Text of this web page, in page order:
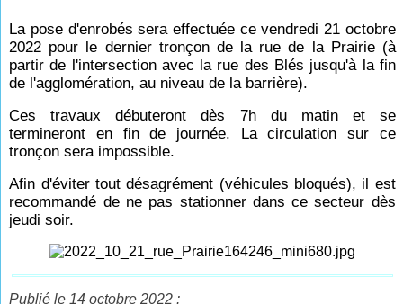
La pose d'enrobés sera effectuée ce vendredi 21 octobre
2022 pour le dernier tronçon de la rue de la Prairie (à
partir de l'intersection avec la rue des Blés jusqu'à la fin
de l'agglomération, au niveau de la barrière).
Ces travaux débuteront dès 7h du matin et se
termineront en fin de journée. La circulation sur ce
tronçon sera impossible.
Afin d'éviter tout désagrément (véhicules bloqués), il est
recommandé de ne pas stationner dans ce secteur dès
jeudi soir.
Publié le 14 octobre 2022 :